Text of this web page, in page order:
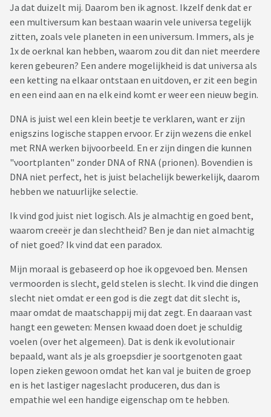
Ja dat duizelt mij. Daarom ben ik agnost. Ikzelf denk dat er
een multiversum kan bestaan waarin vele universa tegelijk
zitten, zoals vele planeten in een universum. Immers, als je
1x de oerknal kan hebben, waarom zou dit dan niet meerdere
keren gebeuren? Een andere mogelijkheid is dat universa als
een ketting na elkaar ontstaan en uitdoven, er zit een begin
en een eind aan en na elk eind komt er weer een nieuw begin.
DNA is juist wel een klein beetje te verklaren, want er zijn
enigszins logische stappen ervoor. Er zijn wezens die enkel
met RNA werken bijvoorbeeld. En er zijn dingen die kunnen
"voortplanten" zonder DNA of RNA (prionen). Bovendien is
DNA niet perfect, het is juist belachelijk bewerkelijk, daarom
hebben we natuurlijke selectie.
Ik vind god juist niet logisch. Als je almachtig en goed bent,
waarom creeër je dan slechtheid? Ben je dan niet almachtig
of niet goed? Ik vind dat een paradox.
Mijn moraal is gebaseerd op hoe ik opgevoed ben. Mensen
vermoorden is slecht, geld stelen is slecht. Ik vind die dingen
slecht niet omdat er een god is die zegt dat dit slecht is,
maar omdat de maatschappij mij dat zegt. En daaraan vast
hangt een geweten: Mensen kwaad doen doet je schuldig
voelen (over het algemeen). Dat is denk ik evolutionair
bepaald, want als je als groepsdier je soortgenoten gaat
lopen zieken gewoon omdat het kan val je buiten de groep
en is het lastiger nageslacht produceren, dus dan is
empathie wel een handige eigenschap om te hebben.